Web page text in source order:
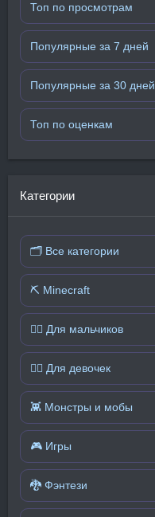
Топ по просмотрам
Популярные за 7 дней
Популярные за 30 дней
Топ по оценкам
Категории
🗂 Все категории
⛏️ Minecraft
🧍‍♂️ Для мальчиков
🧍‍♀️ Для девочек
👾 Монстры и мобы
🎮 Игры
🐉 Фэнтези